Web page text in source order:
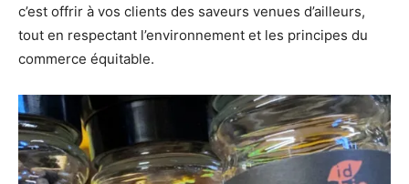
c’est offrir à vos clients des saveurs venues d’ailleurs,
tout en respectant l’environnement et les principes du
commerce équitable.